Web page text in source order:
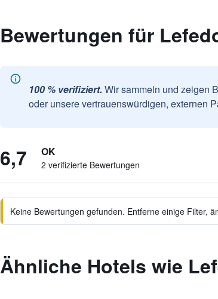
Bewertungen für
100 % verifiziert. Wir sammeln und zeigen
oder unsere vertrauenswürdigen, externen
6,7 OK
2 verifizierte Bewertungen
Keine Bewertungen gefunden. Entferne einige Filter,
Ähnliche Hotels wie